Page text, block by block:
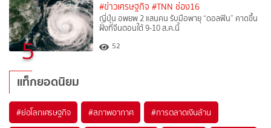
5
#ข่าวเศรษฐกิจ #TNN ช่อง16
ญี่ปุ่น อพยพ 2 แสนคน รับมือพายุ “ดอลฟิน” คาดขึ้น
ฝั่งที่จีนตอนใต้ 9-10 ส.ค.นี้
52
แท็กยอดนิยม
#ย่อโลกเศรษฐกิจ #สภาพอากาศ #การตลาดเงินล้าน